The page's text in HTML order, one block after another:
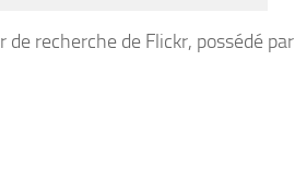
recherche de Flickr, possédé par